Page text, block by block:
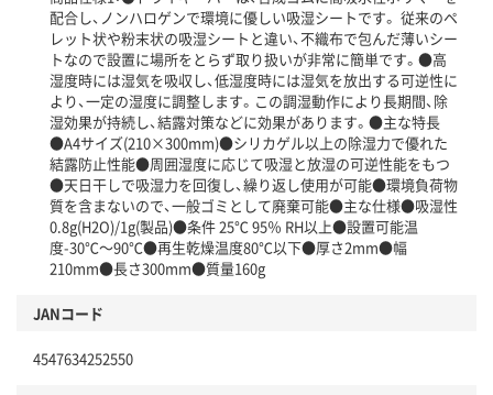
配合し、ノンハロゲンで環境に優しい吸湿シートです。 従来のペ
レット状や粉末状の吸湿シートと違い、不織布で包んだ薄いシー
トなので設置に場所をとらず取り扱いが非常に簡単です。●高
湿度時には湿気を吸収し、低湿度時には湿気を放出する可逆性に
より、一定の湿度に調整します。この調湿動作により長期間、除
湿効果が持続し、結露対策などに効果があります。●主な特長
●A4サイズ(210×300mm)●シリカゲル以上の除湿力で優れた
結露防止性能●周囲湿度に応じて吸湿と放湿の可逆性能をもつ
●天日干しで吸湿力を回復し、繰り返し使用が可能●環境負荷物
質を含まないので、一般ゴミとして廃棄可能●主な仕様●吸湿性
0.8g(H2O)/1g(製品)●条件 25℃ 95％ RH以上●設置可能温
度-30℃～90℃●再生乾燥温度80℃以下●厚さ2mm●幅
210mm●長さ300mm●質量160g
JANコード
4547634252550